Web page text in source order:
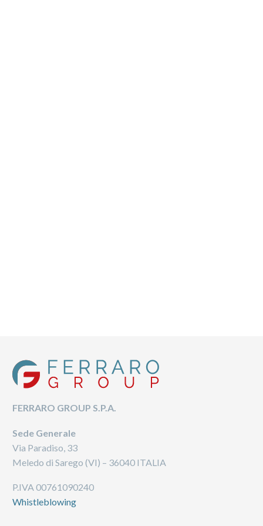
FERRARO GROUP S.P.A.
Sede Generale
Via Paradiso, 33
Meledo di Sarego (VI) – 36040 ITALIA
P.IVA 00761090240
Whistleblowing